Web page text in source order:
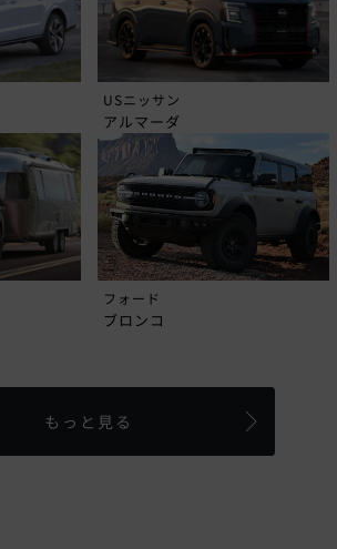
USニッサン
アルマーダ
フォード
ブロンコ
もっと見る